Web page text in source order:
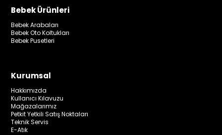
Bebek Ürünleri
Bebek Arabaları
Bebek Oto Koltukları
Bebek Pusetleri
Kurumsal
Hakkımızda
Kullanıcı Kılavuzu
Mağazalarımız
Petkit Yetkili Satış Noktaları
Teknik Servis
E-Atık